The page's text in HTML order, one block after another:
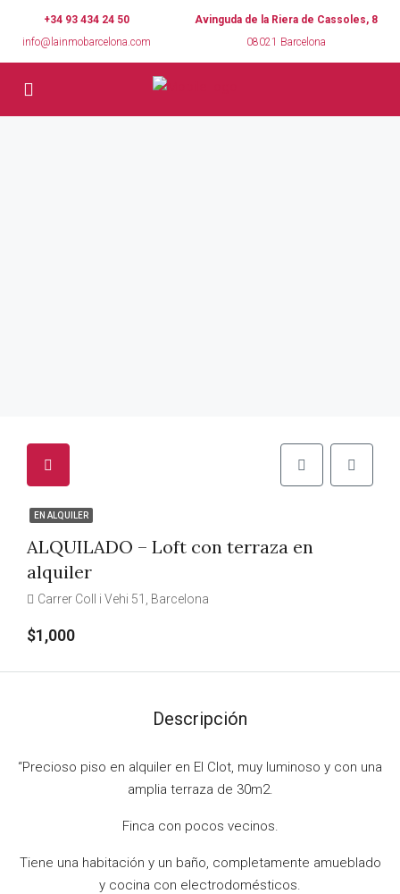
+34 93 434 24 50
info@lainmobarcelona.com
Avinguda de la Riera de Cassoles, 8
08021 Barcelona
EN ALQUILER
ALQUILADO – Loft con terraza en
alquiler
Carrer Coll i Vehi 51, Barcelona
$1,000
Descripción
“Precioso piso en alquiler en El Clot, muy luminoso y con una
amplia terraza de 30m2.
Finca con pocos vecinos.
Tiene una habitación y un baño, completamente amueblado
y cocina con electrodomésticos.